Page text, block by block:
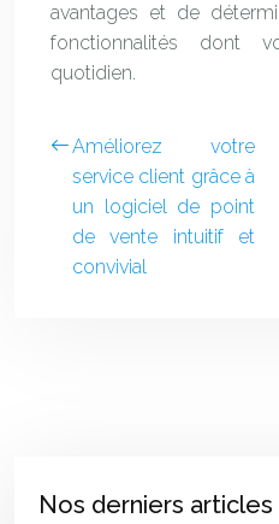
avantages et de
fonctionnalités dont
quotidien.
Améliorez votre
service client grâce à
un logiciel de point
de vente intuitif et
convivial
Nos derniers articles